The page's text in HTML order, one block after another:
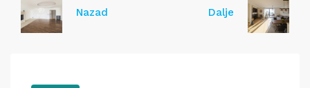
Nazad Dalje